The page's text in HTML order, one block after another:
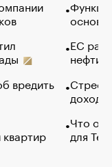
вредить
основ
ЕС
нефти
Что
для